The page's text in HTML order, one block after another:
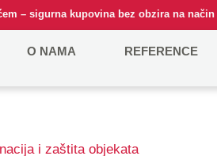
– sigurna kupovina bez obzira na način
O NAMA REFERENCE
i zaštita objekata